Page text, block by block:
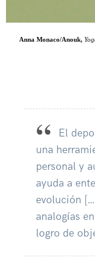
Anna Monaco/Anouk,
El
una
personal y
ayuda a
evolución
analogías
logro de